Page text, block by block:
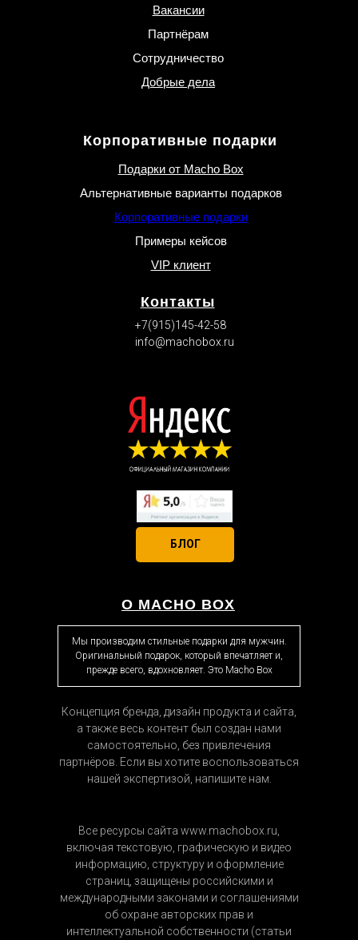
Вакансии
Партнёрам
Сотрудничество
Добрые дела
Корпоративные подарки
Подарки от Macho Box
Альтернативные варианты подарков
Корпоративные подарки
Примеры кейсов
VIP клиент
Контакты
+7(915)145-42-58
info@machobox.ru
Мы производим стильные подарки для мужчин.
Оригинальный подарок, который впечатляет и,
прежде всего, вдохновляет. Это Macho Box
О MACHO BOX
Концепция бренда, дизайн продукта и сайта,
а также весь контент был создан нами
самостоятельно, без привлечения
партнёров. Если вы хотите воспользоваться
нашей экспертизой, напишите нам.
Все ресурсы сайта www.machobox.ru,
включая текстовую, графическую и видео
информацию, структуру и оформление
страниц, защищены российскими и
международными законами и соглашениями
об охране авторских прав и
интеллектуальной собственности (статьи
БЛОГ